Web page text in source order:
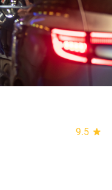
9.5 star